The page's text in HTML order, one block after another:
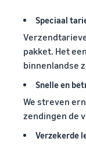
komende
met een prijs
€20 of minder.
klanten
over de
hele
wereld
verkopen in
de
Amerika's,
Azië-Pacific,
Speciaal
pakket. Het
binnenlandse
Snelle en
We streven
zendingen de
Verzekerde